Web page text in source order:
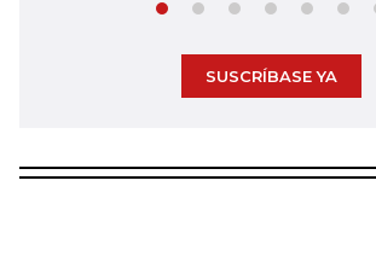
SUSCRÍBASE YA